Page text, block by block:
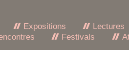
Expositions Lectures
Festivals